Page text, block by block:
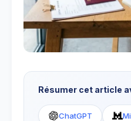
Résumer cet article
ChatGPT